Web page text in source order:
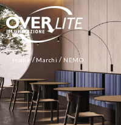
Home /Marchi / NEMO